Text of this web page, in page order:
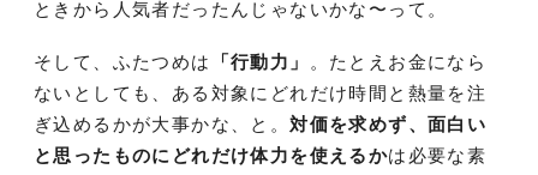
ときから人気者だったんじゃないかな〜って。
そして、ふたつめは 「行動力」
。たとえお金になら
ないとしても、ある対象にどれだけ時間と熱量を注
ぎ込めるかが大事かな、と。対価を求めず、面白い
と思ったものにどれだけ体力を使えるかは必要な素